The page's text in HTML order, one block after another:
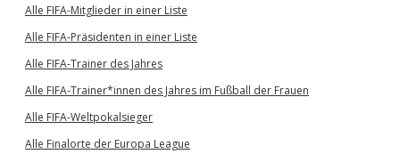
Alle FIFA-Mitglieder in einer Liste
Alle FIFA-Präsidenten in einer Liste
Alle FIFA-Trainer des Jahres
Alle FIFA-Trainer*innen des Jahres im Fußball der Frauen
Alle FIFA-Weltpokalsieger
Alle Finalorte der Europa League